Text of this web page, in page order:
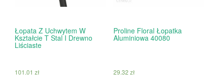
Łopata Z Uchwytem W
Kształcie T Stal I Drewno
Liściaste
101.01 zł
Proline Floral Łopatka
Aluminiowa 40080
29.32 zł